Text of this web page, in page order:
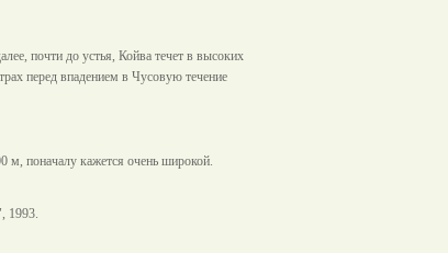
почти до устья, Койва течет в высоких
перед впадением в Чусовую течение
м, поначалу кажется очень широкой.
1993.